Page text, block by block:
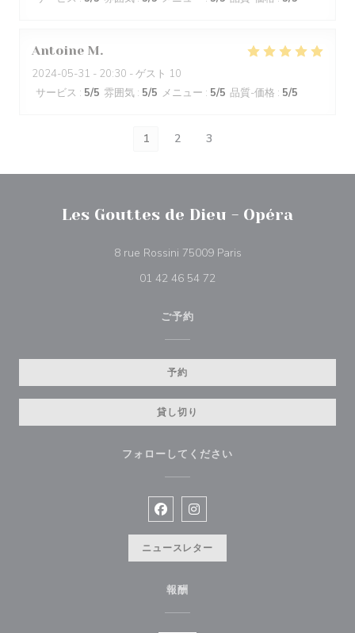
Antoine M
2024-05-31 - 20:30 - ゲスト 10
サービス : 5/5 雰囲気 : 5/5 メニュー : 5/5 品質-価格 : 5/5
1 2 3
Les Gouttes de Dieu - Opéra
8 rue Rossini 75009 Paris((新しいウィンドウで
01 42 46 54 72
ご予約
予約
貸し切り
フォローしてください
Facebook ((新しいウィンドウで
Instagram ((新しいウィンド
ニュースレター
報酬